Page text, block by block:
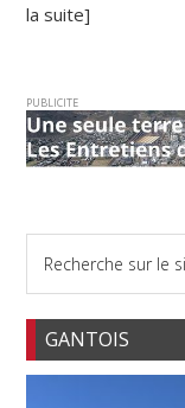
la suite]
PUBLICITE
GANTOIS